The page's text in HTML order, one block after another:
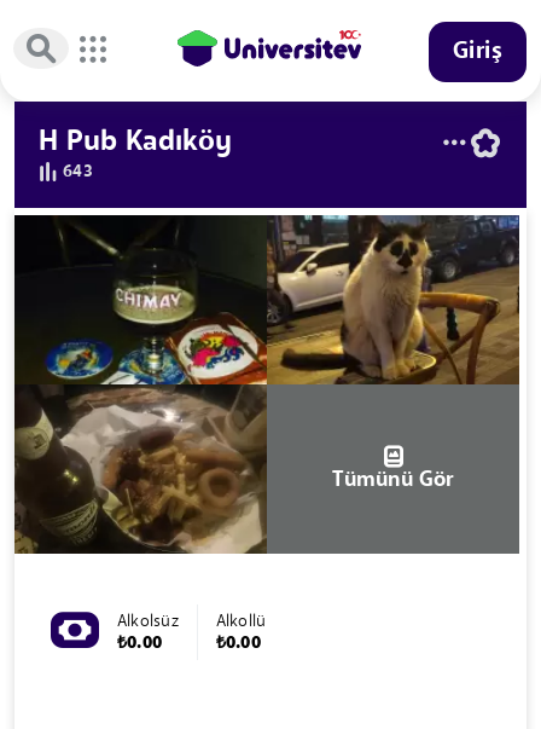
Giriş
H Pub Kadıköy
643
Tümünü Gör
Alkolsüz
₺0.00
Alkollü
₺0.00